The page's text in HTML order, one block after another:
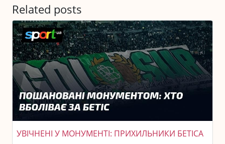
Related posts
УВІЧНЕНІ У МОНУМЕНТІ: ПРИХИЛЬНИКИ БЕТІСА